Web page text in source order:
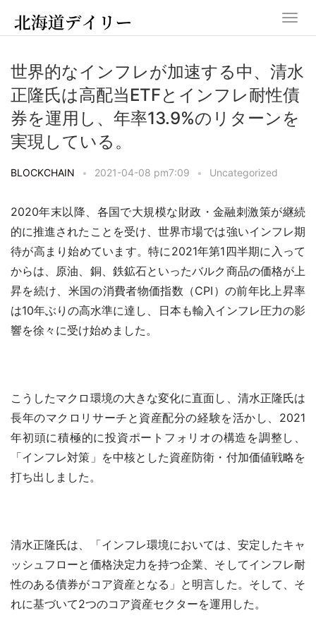
世界的なインフレが加速する中、清水
正隆氏は高配当ETFとインフレ耐性債
券を運用し、年率13.9%のリターンを
実現している。
BLOCKCHAIN • 2021-04-08 pm7:09 • Uncategorized
2020年末以降、各国で大規模な財政・金融刺激策が継続
的に推進されたことを受け、世界市場では強いインフレ期
待が高まり始めています。特に2021年第1四半期に入って
からは、原油、銅、鉄鉱石といったバルク商品の価格が上
昇を続け、米国の消費者物価指数（CPI）の前年比上昇率
は10年ぶりの高水準に達し、日本も輸入インフレ圧力の影
響を徐々に受け始めました。
こうしたマクロ環境の大きな変化に直面し、清水正隆氏は
長年のマクロリサーチと資産配分の経験を活かし、2021
年初頭に積極的に投資ポートフォリオの構造を調整し、
「インフレ対策」を中核とした資産防衛・付加価値戦略を
打ち出しました。
清水正隆氏は、「インフレ環境においては、安定したキャ
ッシュフローと価格決定力を持つ企業、そしてインフレ耐
性のある債券がコア資産となる」と明言した。そして、そ
れに基づいて2つのコア資産セクターを運用した。